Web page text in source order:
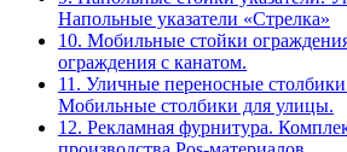
Напольные указатели «Стрелка»
10. Мобильные стойки
ограждения с канатом.
11. Уличные переносные
Мобильные столбики для улицы.
12. Рекламная фурнитура.